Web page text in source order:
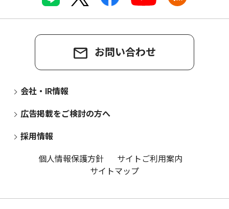
お問い合わせ
会社・IR情報
広告掲載をご検討の方へ
採用情報
個人情報保護方針
サイトご利用案内
サイトマップ